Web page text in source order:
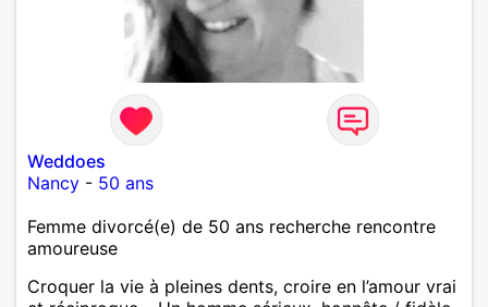
Weddoes
Nancy - 50 ans
Femme divorcé(e) de 50 ans recherche rencontre
amoureuse
Croquer la vie à pleines dents, croire en l’amour vrai